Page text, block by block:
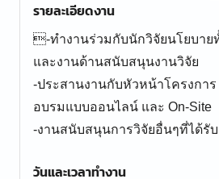
รายละเอียดงาน
-ทำงานร่วมกับนักวิจัยนโยบาย
และงานด้านสนับสนุนงานวิจัย
-ประสานงานกับหัวหน้าโครงกา
อบรมแบบออนไลน์ และ On-Site
-งานสนับสนุนการวิจัยอื่นๆที่ได้รั
วันและเวลาทำงาน